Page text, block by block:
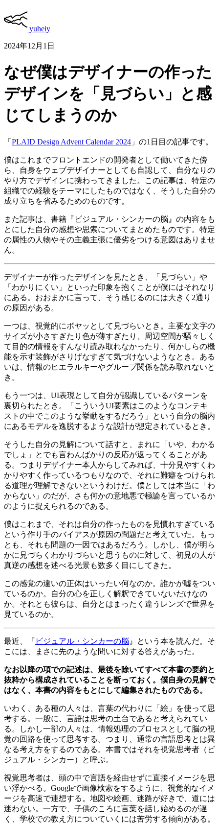
yuheiy
2024年12月1日
なぜ僕はデザイナーの作った
デザインを「見づらい」と感
じてしまうのか
「 PLAID Design Advent Calendar 2024 」の1日目の記事です。
僕はこれまでフロントエンドの開発者として働いてきた傍
ら、自身をウェブデザイナーとしても自認して、自分なりの
やり方でデザインに携わってきました。この記事は、特定の
組織での経験をテーマにしたものではなく、そうした自分の
成り立ちを省みるためのものです。
また記事は、書籍『ビジュアル・シンカーの脳』の内容をも
とにした自分の感想や思索についてまとめたものです。特定
の属性の人物やその主義主張に優劣をつける意図はありませ
ん。
デザイナーが作ったデザインを見たとき、「見づらい」や
「わかりにくい」といった印象を抱くことが僕にはそれなり
にある。おおまかに言って、そう感じるのには大きく2通り
の原因がある。
一つは、視覚的にボヤッとして見づらいとき。主要な文字の
サイズが小さすぎたり色が薄すぎたり、周辺空間が騒々しく
て目的の情報をすんなり読み取れなかったり、何かしらの機
能を示す装飾がさりげなすぎて気づけないようなとき。ある
いは、情報のヒエラルキーやグループ関係を読み取れないと
き。
もう一つは、UI表現として自分が認識しているパターンを
裏切られたとき。「こういうUI要素はこのようなコンテキ
ストの中でこのような挙動をするだろう」という自分の脳内
にあるモデルを逸脱するような設計が想定されているとき。
そうした自分の見解について話すと、まれに「いや、わかる
でしょ」とでも言わんばかりの反応が返ってくることがあ
る。つまりデザイナー本人からしてみれば、十分見やすくわ
かりやすく作っているつもりなので、それに難癖をつけられ
る道理が理解できないというわけだ。僕としては本当に「わ
からない」のだが、さも何かの意地悪で極論を言っているか
のように捉えられるのである。
僕はこれまで、それは自分の作ったものを見慣れすぎている
という作り手のバイアスが原因の問題だと考えていた。もっ
とも、それも問題の一因ではあるだろう。しかし、僕が明ら
かに見づらくわかりづらいと思うものに対して、初見の人が
真逆の感想を述べる光景も数多く目にしてきた。
この感覚の違いの正体はいったい何なのか。誰かが嘘をつい
ているのか。自分の心を正しく解釈できていないだけなの
か。それとも彼らは、自分とはまったく違うレンズで世界を
見ているのか。
最近、『 ビジュアル・シンカーの脳 』という本を読んだ。そ
こには、まさに先のような問いに対する答えがあった。
なお以降の項での記述は、最後を除いてすべて本書の要約と
抜粋から構成されていることを断っておく。僕自身の見解で
はなく、本書の内容をもとにして編集されたものである。
いわく、ある種の人々は、言葉の代わりに「絵」を使って思
考する。一般に、言語は思考の土台であると考えられてい
る。しかし一部の人々は、情報処理のプロセスとして脳の視
覚の回路を使って思考する。つまり、通常の言語思考とは異
なる考え方をするのである。本書ではそれを視覚思考者（ビ
ジュアル・シンカー）と呼ぶ。
視覚思考者は、頭の中で言語を経由せずに直接イメージを思
い浮かべる。Googleで画像検索をするように、視覚的なイメ
ージを高速で連想する。地図や絵画、迷路が好きで、道には
迷わない。一方で、子供のころに言葉を話し始めるのが遅
く、学校での教え方についていくには苦労する傾向がある。